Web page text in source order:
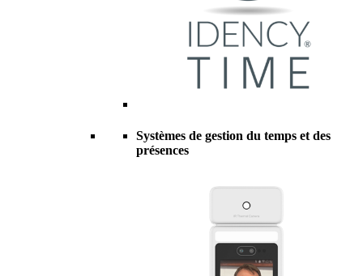
Systèmes de gestion du temps et des
présences